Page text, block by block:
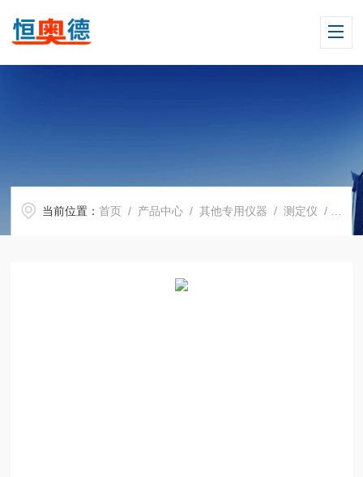
当前位置：首页 / 产品中心 /其他专用仪器 /测定仪 / H05364微量水分测定仪